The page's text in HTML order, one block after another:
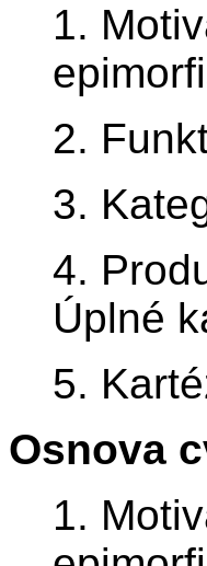
1.
2.
3.
4.
Úplné
5.
Osnova
1.